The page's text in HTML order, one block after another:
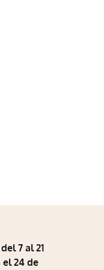
7 al 21
24 de